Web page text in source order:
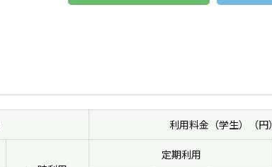
利用料金（学生）（円）
定期利用